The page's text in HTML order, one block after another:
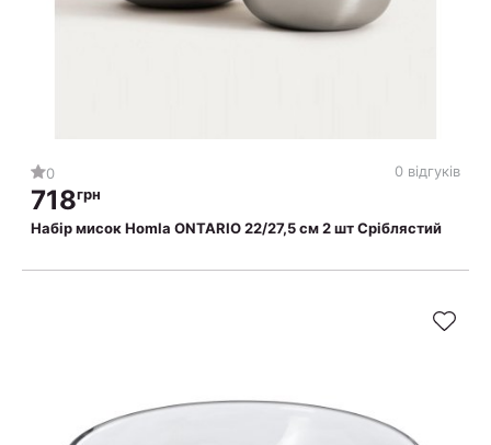
0 0 відгуків
718грн
Набір мисок Homla ONTARIO 22/27,5 см 2 шт Сріблястий